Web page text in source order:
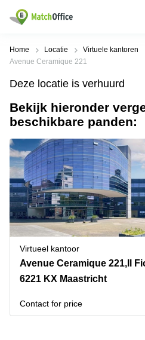
Huren / Verhuren
Productpagina's
Kantoorruimten
Business
Flexplekken
Coworking
Spaces
Vergaderruimten
Virtueel
Kantoor
Bedrijfsruimte
Populaire
Steden
Alkmaar
Oost
Amsterdam
Westpoort
Bergen
op
Zoom
Amersfoort
Breda
Hengelo
Hilversum
Populaire
zoekopdrachten
Kantoorruimte
in Breda
Kantoor
huren
Bergen
op
Zoom
Kantoor
huren
Tiel
Kantoor
huren
Reeuwijk
Business
center
Help
Over ons
Voeg je kantoorruimte toe
Huurprijs
Log in
Home Locatie Virtuele kantoren
Avenue Ceramique 221
Deze locatie is verhuurd
Bekijk hieronder
beschikbare panden:
Virtueel kantoor
Avenue Ceramique 221,Il
6221 KX Maastricht
Contact for price